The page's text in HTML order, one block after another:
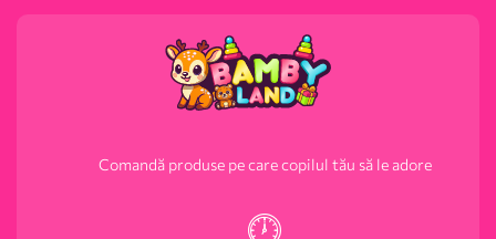
Comandă produse pe care copilul tău să le adore